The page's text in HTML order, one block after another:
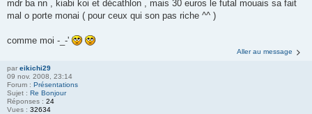
mdr ba nn , kiabi koi et décathlon , mais 30 euros le futal mouais sa fait
mal o porte monai ( pour ceux qui son pas riche ^^ )
comme moi -_-'
Aller au message
par eikichi29
09 nov. 2008, 23:14
Forum : Présentations
Sujet : Re Bonjour
Réponses : 24
Vues : 32634